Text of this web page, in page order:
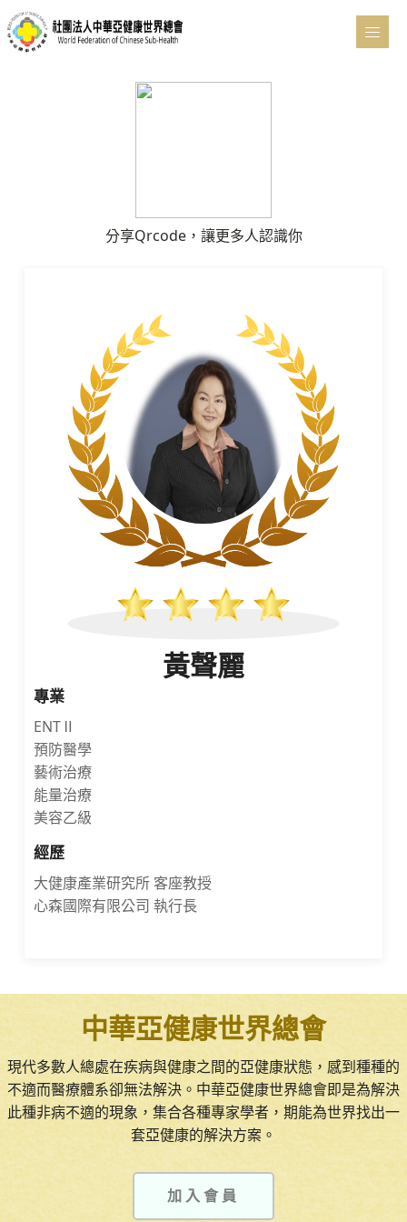
分享Qrcode，讓更多人認識你
黃聲麗
專業
ENTⅡ
預防醫學
藝術治療
能量治療
美容乙級
經歷
大健康產業研究所 客座教授
心森國際有限公司 執行長
中華亞健康世界總會
現代多數人總處在疾病與健康之間的亞健康狀態，感到種種的
不適而醫療體系卻無法解決。中華亞健康世界總會即是為解決
此種非病不適的現象，集合各種專家學者，期能為世界找出一
套亞健康的解決方案。
加入會員